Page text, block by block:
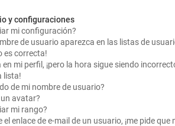
y configuraciones
mi configuración?
de usuario aparezca en las listas de
es correcta!
mi perfil, ¡pero la hora sigue siendo
lista!
de mi nombre de usuario?
avatar?
mi rango?
enlace de e-mail de un usuario, ¡me pide que